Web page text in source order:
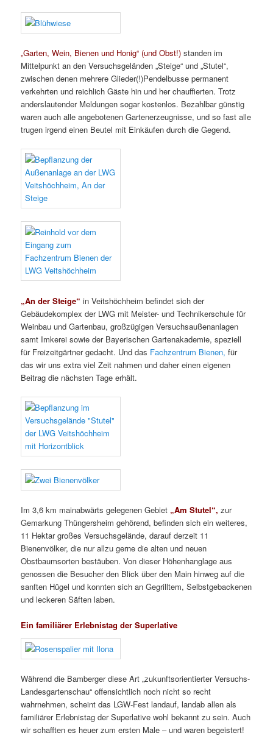
„Garten, Wein, Bienen und Honig“ (und Obst!) standen im
Mittelpunkt an den Versuchsgeländen „Steige“ und „Stutel“,
zwischen denen mehrere Glieder(!)Pendelbusse permanent
verkehrten und reichlich Gäste hin und her chauffierten. Trotz
anderslautender Meldungen sogar kostenlos. Bezahlbar günstig
waren auch alle angebotenen Gartenerzeugnisse, und so fast alle
trugen irgend einen Beutel mit Einkäufen durch die Gegend.
„An der Steige“ in Veitshöchheim befindet sich der
Gebäudekomplex der LWG mit Meister- und Technikerschule für
Weinbau und Gartenbau, großzügigen Versuchsaußenanlagen
samt Imkerei sowie der Bayerischen Gartenakademie, speziell
für Freizeitgärtner gedacht. Und das Fachzentrum Bienen, für
das wir uns extra viel Zeit nahmen und daher einen eigenen
Beitrag die nächsten Tage erhält.
Im 3,6 km mainabwärts gelegenen Gebiet „Am Stutel“, zur
Gemarkung Thüngersheim gehörend, befinden sich ein weiteres,
11 Hektar großes Versuchsgelände, darauf derzeit 11
Bienenvölker, die nur allzu gerne die alten und neuen
Obstbaumsorten bestäuben. Von dieser Höhenhanglage aus
genossen die Besucher den Blick über den Main hinweg auf die
sanften Hügel und konnten sich an Gegrilltem, Selbstgebackenen
und leckeren Säften laben.
Ein familiärer Erlebnistag der Superlative
Während die Bamberger diese Art „zukunftsorientierter Versuchs-
Landesgartenschau“ offensichtlich noch nicht so recht
wahrnehmen, scheint das LGW-Fest landauf, landab allen als
familiärer Erlebnistag der Superlative wohl bekannt zu sein. Auch
wir schafften es heuer zum ersten Male – und waren begeistert!